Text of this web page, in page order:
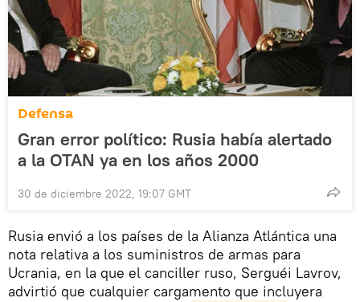
Defensa
Gran error político: Rusia había alertado
a la OTAN ya en los años 2000
30 de diciembre 2022, 19:07 GMT
Rusia envió a los países de la Alianza Atlántica una
nota relativa a los suministros de armas para
Ucrania, en la que el canciller ruso, Serguéi Lavrov,
advirtió que cualquier cargamento que incluyera